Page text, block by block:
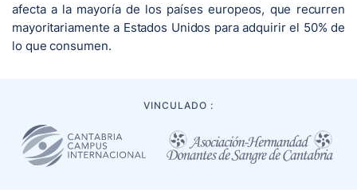
afecta a la mayoría de los países europeos, que recurren
mayoritariamente a Estados Unidos para adquirir el 50% de
lo que consumen.
VINCULADO :